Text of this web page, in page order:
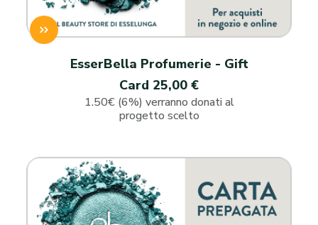
EsserBella Profumerie - Gift
Card 25,00 €
1.50€ (6%) verranno donati al
progetto scelto